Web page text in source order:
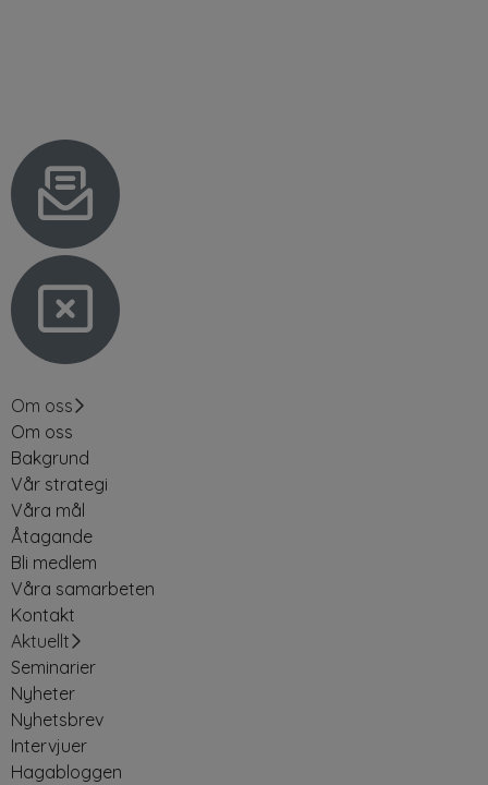
Om oss
Om oss
Bakgrund
Vår strategi
Våra mål
Åtagande
Bli medlem
Våra samarbeten
Kontakt
Aktuellt
Seminarier
Nyheter
Nyhetsbrev
Intervjuer
Hagabloggen